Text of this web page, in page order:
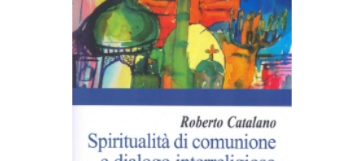
AGGIUNGI AL CARRELLO